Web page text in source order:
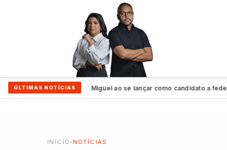
ÚLTIMAS NOTÍCIAS
vivos”, assegura Miguel ao se lançar como candidato a federal●
INÍCIO › NOTÍCIAS